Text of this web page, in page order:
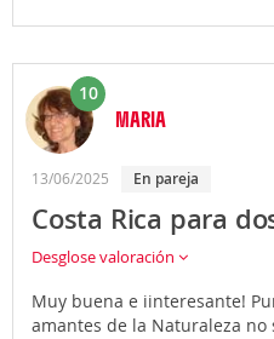
10
MARIA
13/06/2025 En pareja
Costa Rica para
Desglose valoración
Muy buena e iinteresante!
amantes de la Naturaleza